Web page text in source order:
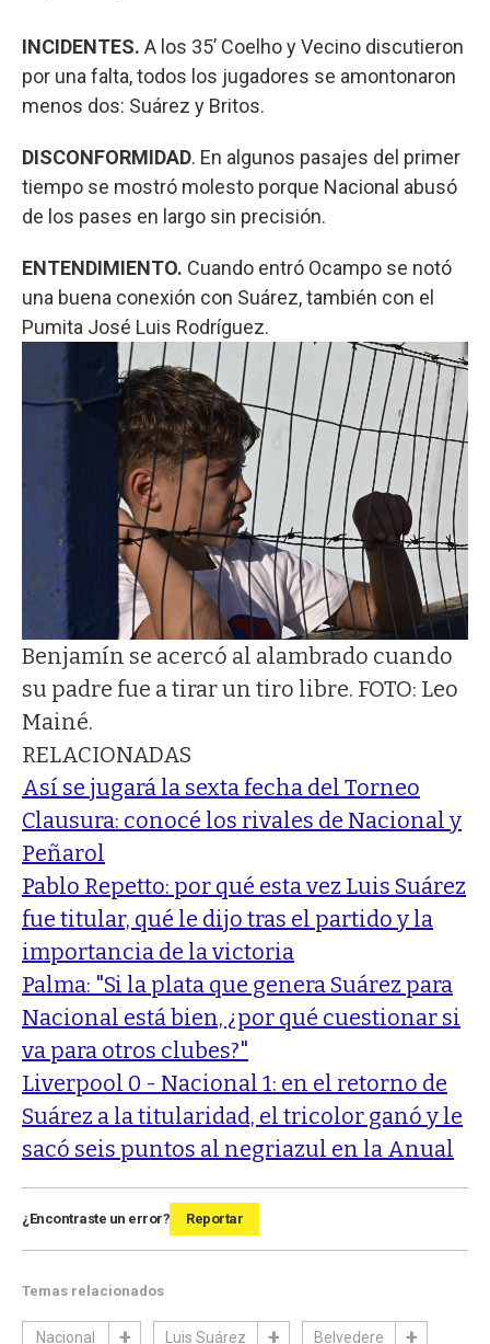
INCIDENTES. A los 35’ Coelho y Vecino discutieron
por una falta, todos los jugadores se amontonaron
menos dos: Suárez y Britos.
DISCONFORMIDAD. En algunos pasajes del primer
tiempo se mostró molesto porque Nacional abusó
de los pases en largo sin precisión.
ENTENDIMIENTO. Cuando entró Ocampo se notó
una buena conexión con Suárez, también con el
Pumita José Luis Rodríguez.
Benjamín se acercó al alambrado cuando
su padre fue a tirar un tiro libre. FOTO: Leo
Mainé.
RELACIONADAS
Así se jugará la sexta fecha del Torneo
Clausura: conocé los rivales de Nacional y
Peñarol
Pablo Repetto: por qué esta vez Luis Suárez
fue titular, qué le dijo tras el partido y la
importancia de la victoria
Palma: "Si la plata que genera Suárez para
Nacional está bien, ¿por qué cuestionar si
va para otros clubes?"
Liverpool 0 - Nacional 1: en el retorno de
Suárez a la titularidad, el tricolor ganó y le
sacó seis puntos al negriazul en la Anual
¿Encontraste un error? Reportar
Temas relacionados
Nacional Luis Suárez Belvedere